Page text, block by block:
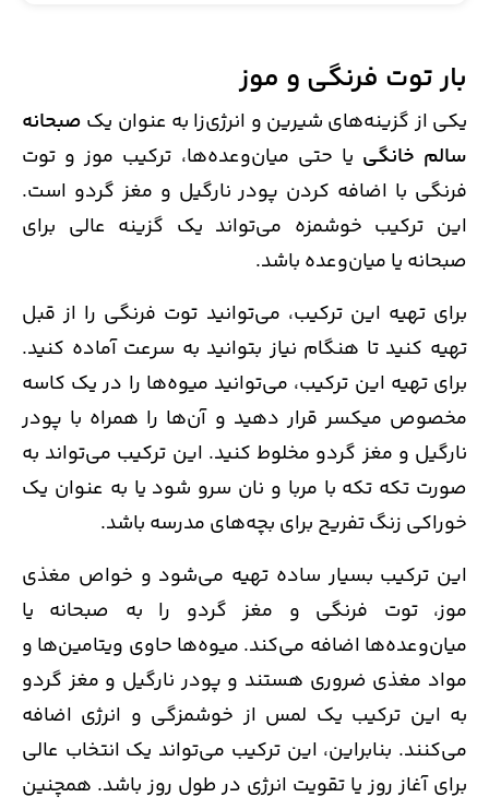
بار توت فرنگی و موز
یکی از گزینه‌های شیرین و انرژی‌زا به عنوان یک صبحانه
سالم خانگی یا حتی میان‌وعده‌ها، ترکیب موز و توت
فرنگی با اضافه کردن پودر نارگیل و مغز گردو است.
این ترکیب خوشمزه می‌تواند یک گزینه عالی برای
صبحانه یا میان‌وعده باشد.
برای تهیه این ترکیب، می‌توانید توت فرنگی را از قبل
تهیه کنید تا هنگام نیاز بتوانید به سرعت آماده کنید.
برای تهیه این ترکیب، می‌توانید میوه‌ها را در یک کاسه
مخصوص میکسر قرار دهید و آن‌ها را همراه با پودر
نارگیل و مغز گردو مخلوط کنید. این ترکیب می‌تواند به
صورت تکه تکه با مربا و نان سرو شود یا به عنوان یک
خوراکی زنگ تفریح برای بچه‌های مدرسه باشد.
این ترکیب بسیار ساده تهیه می‌شود و خواص مغذی
موز، توت فرنگی و مغز گردو را به صبحانه یا
میان‌وعده‌ها اضافه می‌کند. میوه‌ها حاوی ویتامین‌ها و
مواد مغذی ضروری هستند و پودر نارگیل و مغز گردو
به این ترکیب یک لمس از خوشمزگی و انرژی اضافه
می‌کنند. بنابراین، این ترکیب می‌تواند یک انتخاب عالی
برای آغاز روز یا تقویت انرژی در طول روز باشد. همچنین